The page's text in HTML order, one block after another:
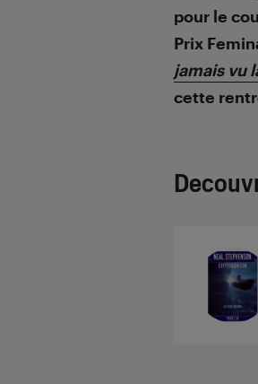
pour le
Prix
jamais vu
cette